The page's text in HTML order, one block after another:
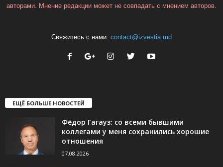
авторами. Мнение редакции может не совпадать с мнением авторов.
Свяжитесь с нами: contact@izvestia.md
ЕЩЁ БОЛЬШЕ НОВОСТЕЙ
Фёдор Гагауз: со всеми бывшими
коллегами у меня сохранились хорошие
отношения
07.08.2026